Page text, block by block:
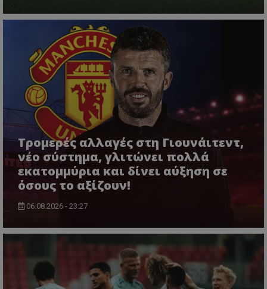
Τρομερές αλλαγές στη Γιουνάιτεντ,
νέο σύστημα, γλιτώνει πολλά
εκατομμύρια και δίνει αύξηση σε
όσους το αξίζουν!
06.08.2026 - 23:27